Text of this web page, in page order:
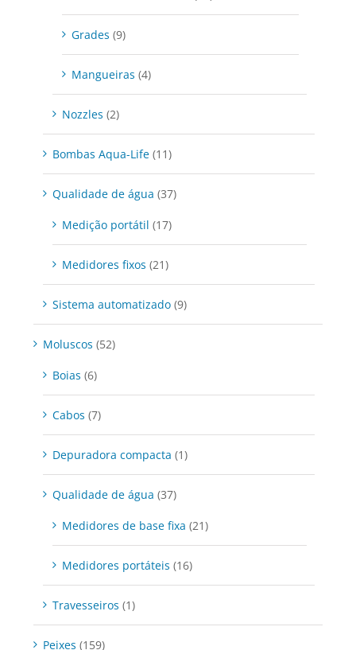
Grades (9)
Mangueiras (4)
Nozzles (2)
Bombas Aqua-Life (11)
Qualidade de água (37)
Medição portátil (17)
Medidores fixos (21)
Sistema automatizado (9)
Moluscos (52)
Boias (6)
Cabos (7)
Depuradora compacta (1)
Qualidade de água (37)
Medidores de base fixa (21)
Medidores portáteis (16)
Travesseiros (1)
Peixes (159)